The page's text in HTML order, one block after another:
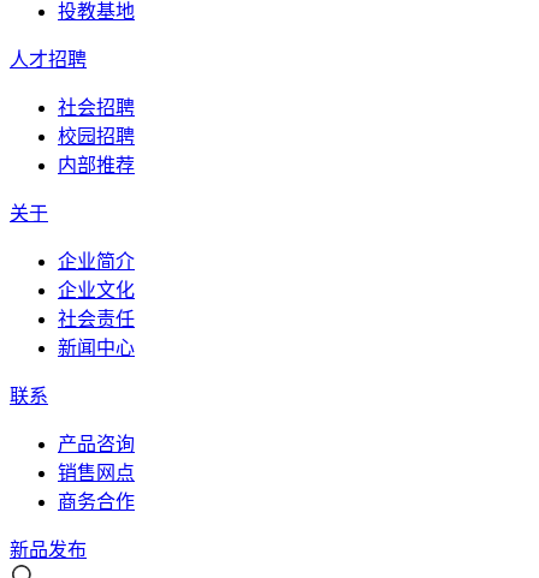
投教基地
人才招聘
社会招聘
校园招聘
内部推荐
关于
企业简介
企业文化
社会责任
新闻中心
联系
产品咨询
销售网点
商务合作
新品发布